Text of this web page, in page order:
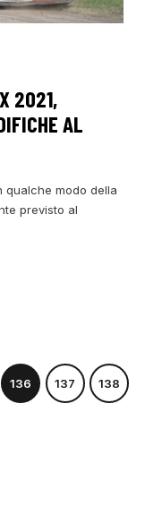
2021,
AL
qualche modo della
previsto al
136 137 138